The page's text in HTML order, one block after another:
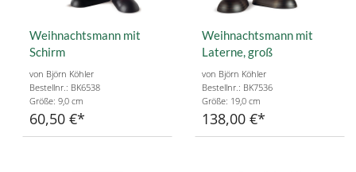
Weihnachtsmann mit
Schirm
von Björn Köhler
Bestellnr.: BK6538
Größe: 9,0 cm
60,50 €
Weihnachtsmann mit
Laterne, groß
von Björn Köhler
Bestellnr.: BK7536
Größe: 19,0 cm
138,00 €